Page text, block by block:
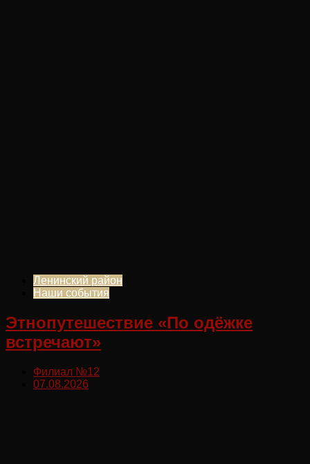
Ленинский район
Наши события
Этнопутешествие «По одёжке
встречают»
Филиал №12
07.08.2026